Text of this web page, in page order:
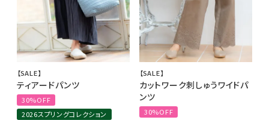
【SALE】
ティアードパンツ
30%OFF
2026スプリングコレクション
【SALE】
カットワーク刺しゅうワイドパ
ンツ
30%OFF